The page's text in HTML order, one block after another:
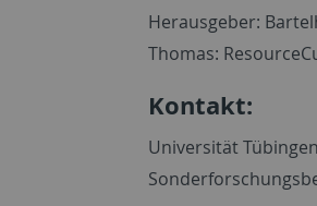
Herausgeber:
Thomas:
Kontakt:
Universität Tübingen